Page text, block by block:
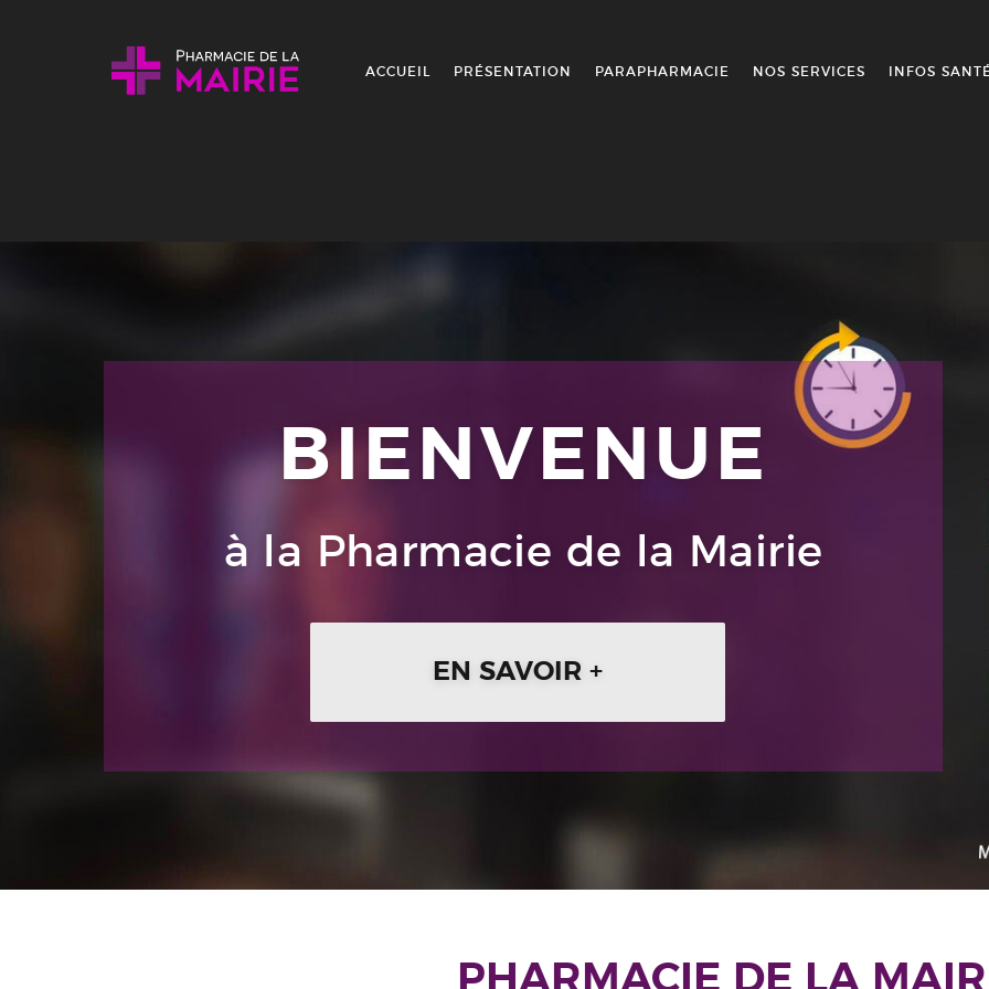
ACCUEIL PRÉSENTATION PARAPHARMACIE NOS SERVICES INFOS
BIENVENUE
à la Pharmacie de la Mairie
EN SAVOIR +
PHARMACIE DE LA